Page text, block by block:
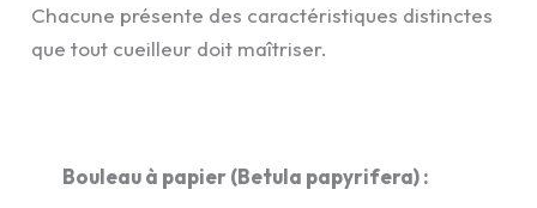
Chacune présente des caractéristiques distinctes
que tout cueilleur doit maîtriser.
Bouleau à papier (Betula papyrifera) :